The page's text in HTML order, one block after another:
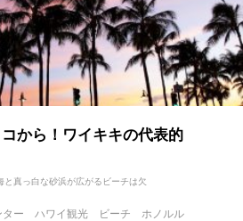
から！ワイキキの代表的
真っ白な砂浜が広がるビーチは欠
ター ハワイ観光 ビーチ
ホノルル